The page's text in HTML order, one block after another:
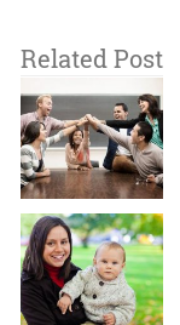
Related Post